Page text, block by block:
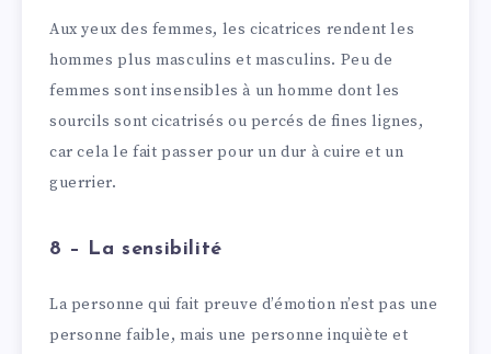
Aux yeux des femmes, les cicatrices rendent les
hommes plus masculins et masculins. Peu de
femmes sont insensibles à un homme dont les
sourcils sont cicatrisés ou percés de fines lignes,
car cela le fait passer pour un dur à cuire et un
guerrier.
8 – La sensibilité
La personne qui fait preuve d’émotion n’est pas une
personne faible, mais une personne inquiète et